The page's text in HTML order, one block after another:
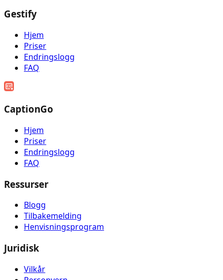
Gestify
Hjem
Priser
Endringslogg
FAQ
CaptionGo
Hjem
Priser
Endringslogg
FAQ
Ressurser
Blogg
Tilbakemelding
Henvisningsprogram
Juridisk
Vilkår